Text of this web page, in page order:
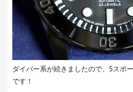
ダイバー系が続きましたので、5スポ
です！